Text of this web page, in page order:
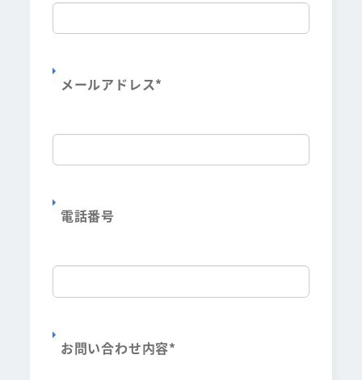
メールアドレス*
電話番号
お問い合わせ内容*